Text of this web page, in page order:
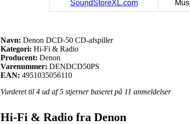
SoundStoreXL.com
Navn: Denon DCD-50 CD-afspiller
Kategori: Hi-Fi & Radio
Producent: Denon
Varenummer: DENDCD50PS
EAN: 4951035056110
Vurderet til 4 ud af 5 stjerner baseret på 11 anmeldelser
Hi-Fi & Radio fra Denon